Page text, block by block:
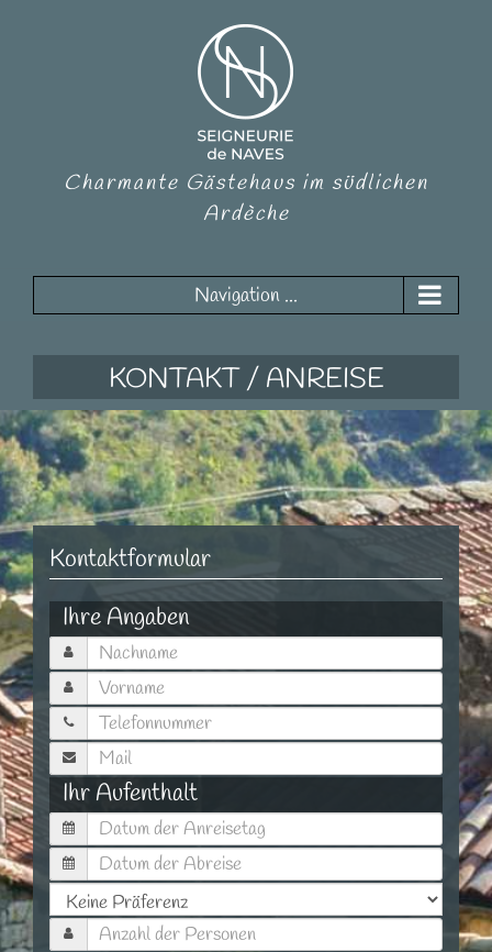
Charmante Gästehaus im südlichen
Ardèche
Navigation ...
KONTAKT / ANREISE
Kontaktformular
Ihre Angaben
Ihr Aufenthalt